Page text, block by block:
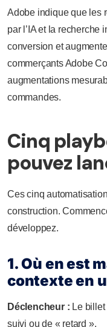
Adobe indique que les
par l’IA et la recherche
conversion et
commerçants Adobe
augmentations
commandes.
Cinq
pouvez
Ces cinq
construction.
développez.
1. Où en est
contexte en
Déclencheur : Le
suivi ou de « retard ».